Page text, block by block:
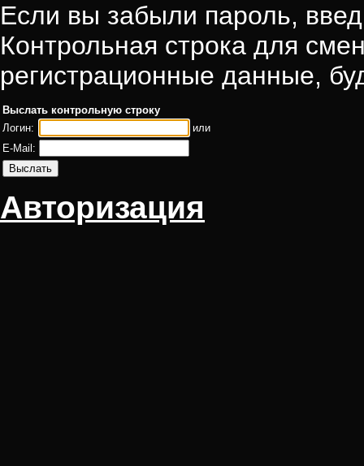
Если вы забыли пароль,
Контрольная строка для
регистрационные данные,
Выслать контрольную строку
Логин:
или
E-Mail:
Авторизация